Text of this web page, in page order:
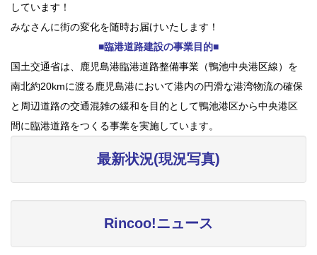
しています！
みなさんに街の変化を随時お届けいたします！
■臨港道路建設の事業目的■
国土交通省は、鹿児島港臨港道路整備事業（鴨池中央港区線）を
南北約20kmに渡る鹿児島港において港内の円滑な港湾物流の確保
と周辺道路の交通混雑の緩和を目的として鴨池港区から中央港区
間に臨港道路をつくる事業を実施しています。
最新状況(現況写真)
Rincoo!ニュース